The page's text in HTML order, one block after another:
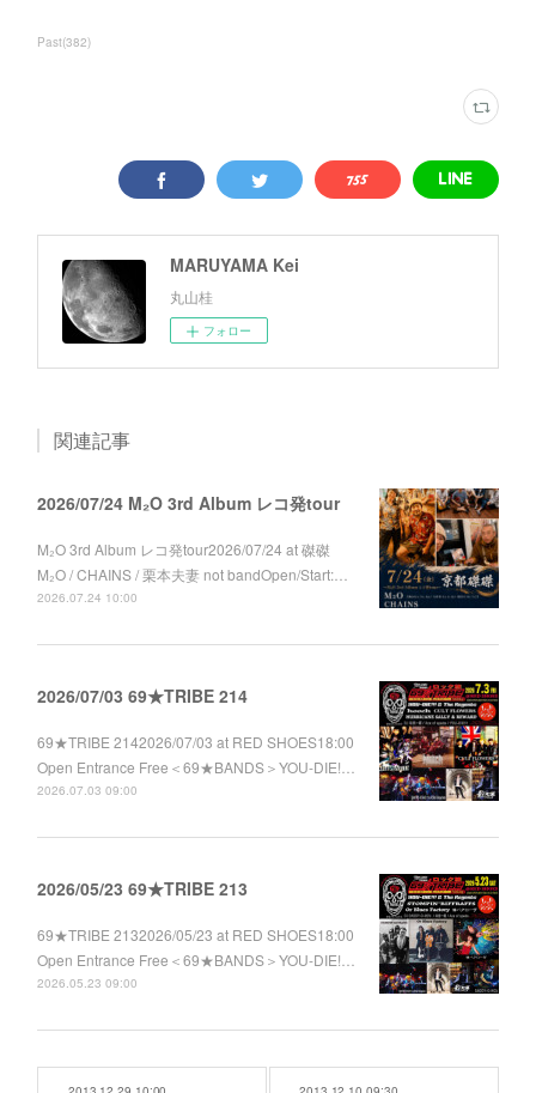
Past(382)
MARUYAMA Kei
丸山桂
フォロー
関連記事
2026/07/24 M₂O 3rd Album レコ発tour
M₂O 3rd Album レコ発tour2026/07/24 at 磔磔
M₂O / CHAINS / 栗本夫妻 not bandOpen/Start:…
2026.07.24 10:00
2026/07/03 69★TRIBE 214
69★TRIBE 2142026/07/03 at RED SHOES18:00
Open Entrance Free＜69★BANDS＞YOU-DIE!…
2026.07.03 09:00
2026/05/23 69★TRIBE 213
69★TRIBE 2132026/05/23 at RED SHOES18:00
Open Entrance Free＜69★BANDS＞YOU-DIE!…
2026.05.23 09:00